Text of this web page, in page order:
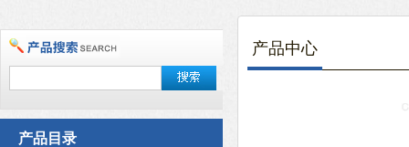
产品目录
产品中心